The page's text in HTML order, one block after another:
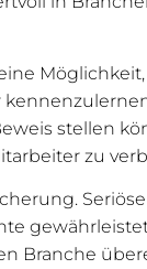
stellen
zu
Branche